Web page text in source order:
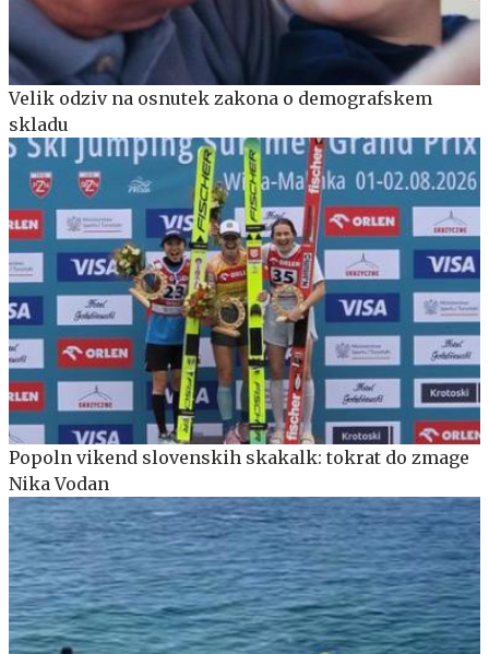
Velik odziv na osnutek zakona o demografskem
skladu
Popoln vikend slovenskih skakalk: tokrat do zmage
Nika Vodan